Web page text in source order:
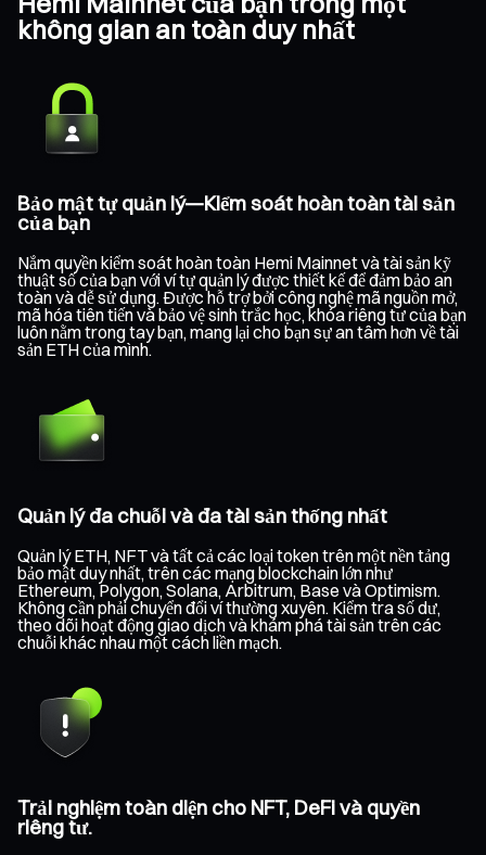
không gian an toàn duy nhất
Bảo mật tự quản lý—Kiểm soát hoàn toàn tài sản
của bạn
Nắm quyền kiểm soát hoàn toàn Hemi Mainnet và tài sản kỹ
thuật số của bạn với ví tự quản lý được thiết kế để đảm bảo an
toàn và dễ sử dụng. Được hỗ trợ bởi công nghệ mã nguồn mở,
mã hóa tiên tiến và bảo vệ sinh trắc học, khóa riêng tư của bạn
luôn nằm trong tay bạn, mang lại cho bạn sự an tâm hơn về tài
sản ETH của mình.
Quản lý đa chuỗi và đa tài sản thống nhất
Quản lý ETH, NFT và tất cả các loại token trên một nền tảng
bảo mật duy nhất, trên các mạng blockchain lớn như
Ethereum, Polygon, Solana, Arbitrum, Base và Optimism.
Không cần phải chuyển đổi ví thường xuyên. Kiểm tra số dư,
theo dõi hoạt động giao dịch và khám phá tài sản trên các
chuỗi khác nhau một cách liền mạch.
Trải nghiệm toàn diện cho NFT, DeFi và quyền
riêng tư.